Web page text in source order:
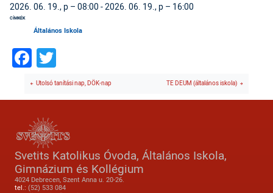
2026. 06. 19., p – 08:00 -2026. 06. 19., p – 16:00
CÍMKÉK
Általános Iskola
Facebook
Utolsó tanítási nap, DÖK-nap TE DEUM (általános iskola)
Svetits Katolikus Óvoda, Általános Iskola,
Gimnázium és Kollégium
4024 Debrecen, Szent Anna u. 20-26.
tel.: (52) 533 084